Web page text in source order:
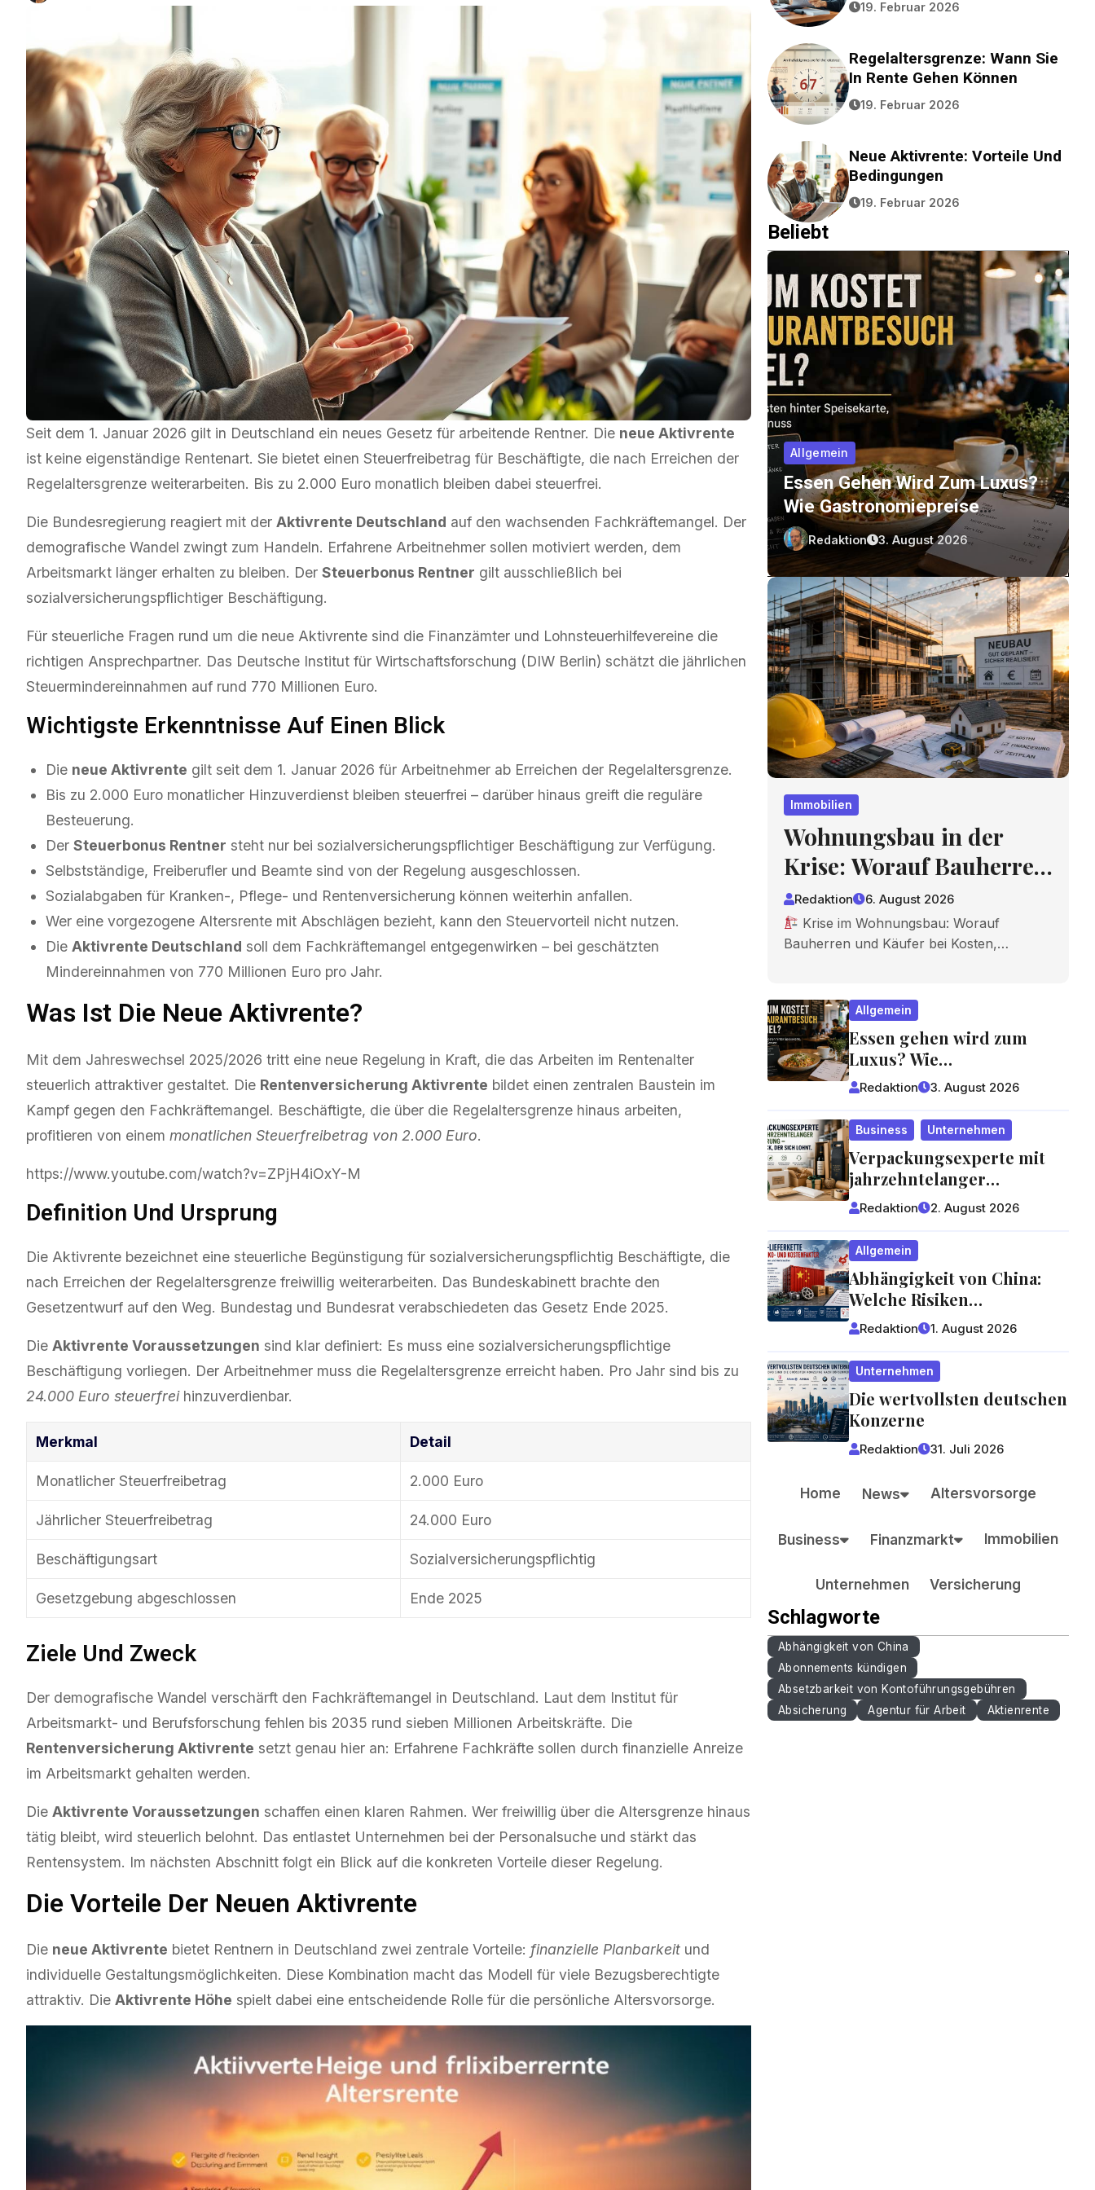
Seit dem 1. Januar 2026 gilt in Deutschland ein neues Gesetz für arbeitende Rentner. Die neue Aktivrente
ist keine eigenständige Rentenart. Sie bietet einen Steuerfreibetrag für Beschäftigte, die nach Erreichen der
Regelaltersgrenze weiterarbeiten. Bis zu 2.000 Euro monatlich bleiben dabei steuerfrei.
Die Bundesregierung reagiert mit der Aktivrente Deutschland auf den wachsenden Fachkräftemangel. Der
demografische Wandel zwingt zum Handeln. Erfahrene Arbeitnehmer sollen motiviert werden, dem
Arbeitsmarkt länger erhalten zu bleiben. Der Steuerbonus Rentner gilt ausschließlich bei
sozialversicherungspflichtiger Beschäftigung.
Für steuerliche Fragen rund um die neue Aktivrente sind die Finanzämter und Lohnsteuerhilfevereine die
richtigen Ansprechpartner. Das Deutsche Institut für Wirtschaftsforschung (DIW Berlin) schätzt die jährlichen
Steuermindereinnahmen auf rund 770 Millionen Euro.
Wichtigste Erkenntnisse Auf Einen Blick
Die neue Aktivrente gilt seit dem 1. Januar 2026 für Arbeitnehmer ab Erreichen der Regelaltersgrenze.
Bis zu 2.000 Euro monatlicher Hinzuverdienst bleiben steuerfrei – darüber hinaus greift die reguläre
Besteuerung.
Der Steuerbonus Rentner steht nur bei sozialversicherungspflichtiger Beschäftigung zur Verfügung.
Selbstständige, Freiberufler und Beamte sind von der Regelung ausgeschlossen.
Sozialabgaben für Kranken-, Pflege- und Rentenversicherung können weiterhin anfallen.
Wer eine vorgezogene Altersrente mit Abschlägen bezieht, kann den Steuervorteil nicht nutzen.
Die Aktivrente Deutschland soll dem Fachkräftemangel entgegenwirken – bei geschätzten
Mindereinnahmen von 770 Millionen Euro pro Jahr.
Was Ist Die Neue Aktivrente?
Mit dem Jahreswechsel 2025/2026 tritt eine neue Regelung in Kraft, die das Arbeiten im Rentenalter
steuerlich attraktiver gestaltet. Die Rentenversicherung Aktivrente bildet einen zentralen Baustein im
Kampf gegen den Fachkräftemangel. Beschäftigte, die über die Regelaltersgrenze hinaus arbeiten,
profitieren von einem monatlichen Steuerfreibetrag von 2.000 Euro.
https://www.youtube.com/watch?v=ZPjH4iOxY-M
Definition Und Ursprung
Die Aktivrente bezeichnet eine steuerliche Begünstigung für sozialversicherungspflichtig Beschäftigte, die
nach Erreichen der Regelaltersgrenze freiwillig weiterarbeiten. Das Bundeskabinett brachte den
Gesetzentwurf auf den Weg. Bundestag und Bundesrat verabschiedeten das Gesetz Ende 2025.
Die Aktivrente Voraussetzungen sind klar definiert: Es muss eine sozialversicherungspflichtige
Beschäftigung vorliegen. Der Arbeitnehmer muss die Regelaltersgrenze erreicht haben. Pro Jahr sind bis zu
24.000 Euro steuerfreihinzuverdienbar.
Merkmal Detail
Monatlicher Steuerfreibetrag 2.000 Euro
Jährlicher Steuerfreibetrag 24.000 Euro
Beschäftigungsart Sozialversicherungspflichtig
Gesetzgebung abgeschlossen Ende 2025
Ziele Und Zweck
Der demografische Wandel verschärft den Fachkräftemangel in Deutschland. Laut dem Institut für
Arbeitsmarkt- und Berufsforschung fehlen bis 2035 rund sieben Millionen Arbeitskräfte. Die
Rentenversicherung Aktivrente setzt genau hier an: Erfahrene Fachkräfte sollen durch finanzielle Anreize
im Arbeitsmarkt gehalten werden.
Die Aktivrente Voraussetzungen schaffen einen klaren Rahmen. Wer freiwillig über die Altersgrenze hinaus
tätig bleibt, wird steuerlich belohnt. Das entlastet Unternehmen bei der Personalsuche und stärkt das
Rentensystem. Im nächsten Abschnitt folgt ein Blick auf die konkreten Vorteile dieser Regelung.
Die Vorteile Der Neuen Aktivrente
Die neue Aktivrente bietet Rentnern in Deutschland zwei zentrale Vorteile: finanzielle Planbarkeit und
individuelle Gestaltungsmöglichkeiten. Diese Kombination macht das Modell für viele Bezugsberechtigte
attraktiv. Die Aktivrente Höhe spielt dabei eine entscheidende Rolle für die persönliche Altersvorsorge.
19. Februar 2026
Regelaltersgrenze: Wann Sie
In Rente Gehen Können
19. Februar 2026
Neue Aktivrente: Vorteile Und
Bedingungen
19. Februar 2026
Beliebt
Allgemein
Abhängigkeit Von China: Welche
Unternehmen Und Verbraucher
Bergen
Redaktion 1. August 2026
Immobilien
Wohnungsbau In Der Krise:
Bei Kosten, Finanzierung Und
Zeitplan Achten Sollten
Redaktion 6. August 2026
Allgemein
Essen Gehen Wird Zum Luxus?
Wie Gastronomiepreise
Entstehen Und Worauf Gäste
Achten Können
Redaktion 3. August 2026
Immobilien
Wohnungsbau in der
Krise: Worauf Bauherren
und Käufer bei Kosten,
Finanzierung und
Zeitplan achten sollten
Redaktion 6. August 2026
Krise im Wohnungsbau: Worauf
Bauherren und Käufer bei Kosten,…
Allgemein
Essen gehen wird zum
Luxus? Wie
Gastronomiepreise
entstehen und worauf
Gäste achten können
Redaktion 3. August 2026
Business Unternehmen
Verpackungsexperte mit
jahrzehntelanger
Erfahrung – ein Blick, der
sich lohnt
Redaktion 2. August 2026
Allgemein
Abhängigkeit von China:
Welche Risiken
Lieferketten für
Unternehmen und
Verbraucher bergen
Redaktion 1. August 2026
Unternehmen
Die wertvollsten deutschen
Konzerne
Redaktion 31. Juli 2026
Home News Altersvorsorge
Business Finanzmarkt Immobilien
Unternehmen Versicherung
Schlagworte
Abhängigkeit von China
Abonnements kündigen
Absetzbarkeit von Kontoführungsgebühren
Absicherung
Agentur für Arbeit Aktienrente